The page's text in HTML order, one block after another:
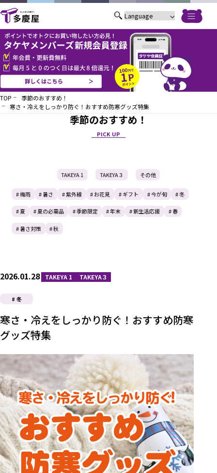
TOP
季節のおすすめ！
寒さ・冷えをしっかり防ぐ！おすすめ防寒グッズ特集
季節のおすすめ！
PICK UP
TAKEYA 1 TAKEYA３ その他
# 梅雨 # 暑さ # 紫外線 # お花見 # ギフト # 今が旬 # 冬
# 夏 # 夏の必需品 # 季節限定 # 年末 # 新生活応援 # 春
# 暑さ対策 # 秋
2026.01.28 TAKEYA 1 TAKEYA３
# 冬
寒さ・冷えをしっかり防ぐ！おすすめ防寒
グッズ特集